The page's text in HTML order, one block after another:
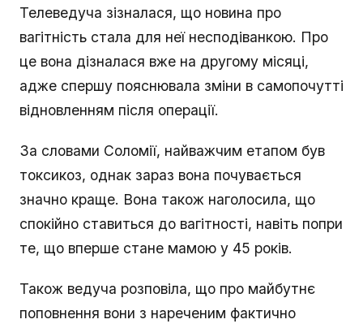
Телеведуча зізналася, що новина про
вагітність стала для неї несподіванкою. Про
це вона дізналася вже на другому місяці,
адже спершу пояснювала зміни в самопочутті
відновленням після операції.
За словами Соломії, найважчим етапом був
токсикоз, однак зараз вона почувається
значно краще. Вона також наголосила, що
спокійно ставиться до вагітності, навіть попри
те, що вперше стане мамою у 45 років.
Також ведуча розповіла, що про майбутнє
поповнення вони з нареченим фактично